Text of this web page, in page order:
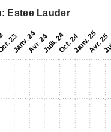
Estee Lauder